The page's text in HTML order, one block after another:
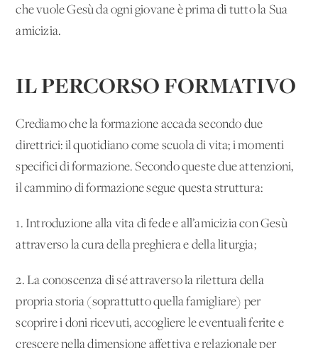
che vuole Gesù da ogni giovane è prima di tutto la Sua
amicizia.
IL PERCORSO FORMATIVO
Crediamo che la formazione accada secondo due
direttrici: il quotidiano come scuola di vita; i momenti
specifici di formazione. Secondo queste due attenzioni,
il cammino di formazione segue questa struttura:
1. Introduzione alla vita di fede e all’amicizia con Gesù
attraverso la cura della preghiera e della liturgia;
2. La conoscenza di sé attraverso la rilettura della
propria storia (soprattutto quella famigliare) per
scoprire i doni ricevuti, accogliere le eventuali ferite e
crescere nella dimensione affettiva e relazionale per